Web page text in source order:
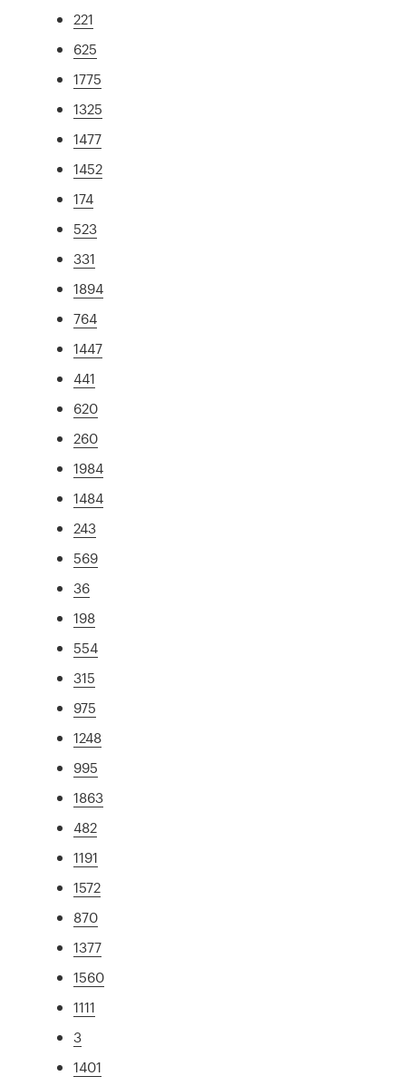
221
625
1775
1325
1477
1452
174
523
331
1894
764
1447
441
620
260
1984
1484
243
569
36
198
554
315
975
1248
995
1863
482
1191
1572
870
1377
1560
1111
3
1401